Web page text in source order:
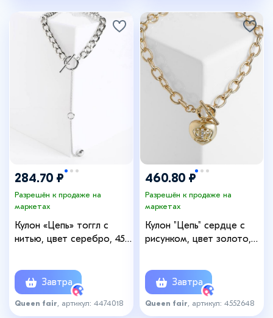
284.70 ₽
Разрешён к продаже на
маркетах
Кулон «Цепь» тоггл с
нитью, цвет серебро, 45
Завтра
Queen fair , артикул: 4474018
460.80 ₽
Разрешён к продаже на
маркетах
Кулон "Цепь" сердце с
рисунком, цвет золото,
Завтра
Queen fair , артикул: 4552648